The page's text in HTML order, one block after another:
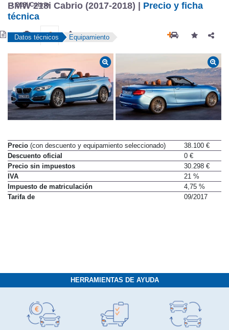
218i Cabrio
BMW 218i Cabrio (2017-2018) | Precio y ficha
técnica
Datos técnicos Equipamiento
Precio (con descuento y equipamiento seleccionado)
38.100 €
Descuento oficial
0 €
Precio sin impuestos
30.298 €
IVA
21 %
Impuesto de matriculación
4,75 %
Tarifa de
09/2017
HERRAMIENTAS DE AYUDA